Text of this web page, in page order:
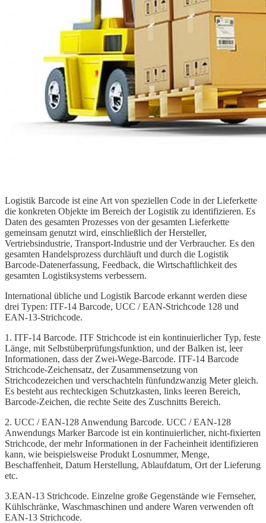
Logistik Barcode ist eine Art von speziellen Code in der Lieferkette
die konkreten Objekte im Bereich der Logistik zu identifizieren. Es
Daten des gesamten Prozesses von der gesamten Lieferkette
gemeinsam genutzt wird, einschließlich der Hersteller,
Vertriebsindustrie, Transport-Industrie und der Verbraucher. Es den
gesamten Handelsprozess durchläuft und durch die Logistik
Barcode-Datenerfassung, Feedback, die Wirtschaftlichkeit des
gesamten Logistiksystems verbessern.
International übliche und Logistik Barcode erkannt werden diese
drei Typen: ITF-14 Barcode, UCC / EAN-Strichcode 128 und
EAN-13-Strichcode.
1. ITF-14 Barcode. ITF Strichcode ist ein kontinuierlicher Typ, feste
Länge, mit Selbstüberprüfungsfunktion, und der Balken ist, leer
Informationen, dass der Zwei-Wege-Barcode. ITF-14 Barcode
Strichcode-Zeichensatz, der Zusammensetzung von
Strichcodezeichen und verschachteln fünfundzwanzig Meter gleich.
Es besteht aus rechteckigen Schutzkasten, links leeren Bereich,
Barcode-Zeichen, die rechte Seite des Zuschnitts Bereich.
2. UCC / EAN-128 Anwendung Barcode. UCC / EAN-128
Anwendungs ​​Marker Barcode ist ein kontinuierlicher, nicht-fixierten
Strichcode, der mehr Informationen in der Facheinheit identifizieren
kann, wie beispielsweise Produkt Losnummer, Menge,
Beschaffenheit, Datum Herstellung, Ablaufdatum, Ort der Lieferung
etc.
3.EAN-13 Strichcode. Einzelne große Gegenstände wie Fernseher,
Kühlschränke, Waschmaschinen und andere Waren verwenden oft
EAN-13 Strichcode.